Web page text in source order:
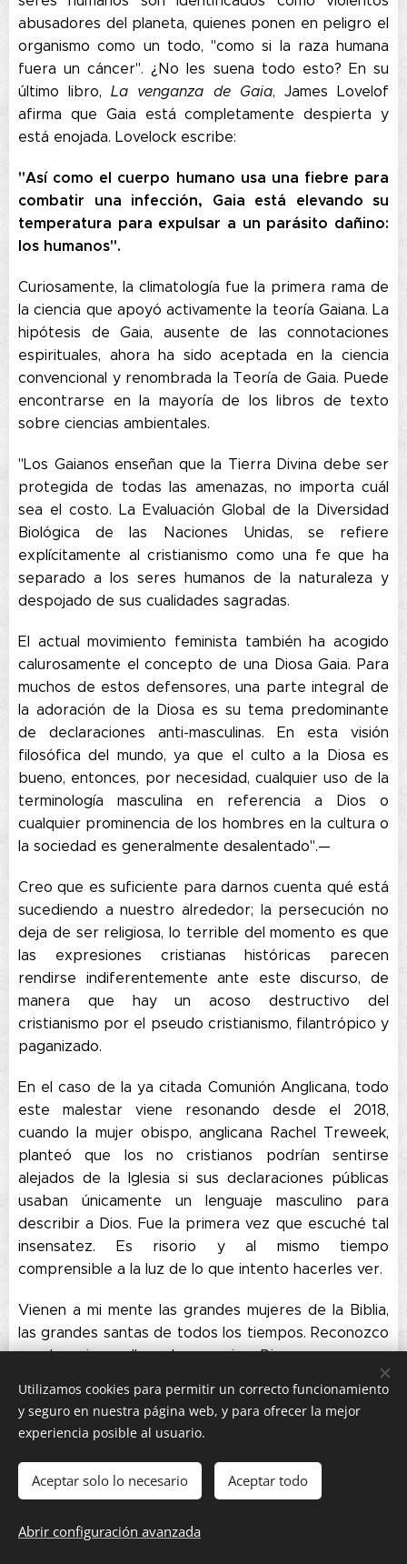
abusadores del planeta, quienes ponen en peligro el
organismo como un todo, "como si la raza humana
fuera un cáncer". ¿No les suena todo esto? En su
último libro,La venganza de Gaia, James Lovelof
afirma que Gaia está completamente despierta y
está enojada. Lovelock escribe:
"Así como el cuerpo humano usa una fiebre para
combatir una infección, Gaia está elevando su
temperatura para expulsar a un parásito dañino:
los humanos".
Curiosamente, la climatología fue la primera rama de
la ciencia que apoyó activamente la teoría Gaiana. La
hipótesis de Gaia, ausente de las connotaciones
espirituales, ahora ha sido aceptada en la ciencia
convencional y renombrada la Teoría de Gaia. Puede
encontrarse en la mayoría de los libros de texto
sobre ciencias ambientales.
"Los Gaianos enseñan que la Tierra Divina debe ser
protegida de todas las amenazas, no importa cuál
sea el costo. La Evaluación Global de la Diversidad
Biológica de las Naciones Unidas, se refiere
explícitamente al cristianismo como una fe que ha
separado a los seres humanos de la naturaleza y
despojado de sus cualidades sagradas.
El actual movimiento feminista también ha acogido
calurosamente el concepto de una Diosa Gaia. Para
muchos de estos defensores, una parte integral de
la adoración de la Diosa es su tema predominante
de declaraciones anti-masculinas. En esta visión
filosófica del mundo, ya que el culto a la Diosa es
bueno, entonces, por necesidad, cualquier uso de la
terminología masculina en referencia a Dios o
cualquier prominencia de los hombres en la cultura o
la sociedad es generalmente desalentado".—
Creo que es suficiente para darnos cuenta qué está
sucediendo a nuestro alrededor; la persecución no
deja de ser religiosa, lo terrible del momento es que
las expresiones cristianas históricas parecen
rendirse indiferentemente ante este discurso, de
manera que hay un acoso destructivo del
cristianismo por el pseudo cristianismo, filantrópico y
paganizado.
En el caso de la ya citada Comunión Anglicana, todo
este malestar viene resonando desde el 2018,
cuando la mujer obispo, anglicana Rachel Treweek,
planteó que los no cristianos podrían sentirse
alejados de la Iglesia si sus declaraciones públicas
usaban únicamente un lenguaje masculino para
describir a Dios. Fue la primera vez que escuché tal
insensatez. Es risorio y al mismo tiempo
comprensible a la luz de lo que intento hacerles ver.
Vienen a mi mente las grandes mujeres de la Biblia,
las grandes santas de todos los tiempos. Reconozco
que la mujer es llamada a servir a Dios y gozarse en
su presencia, pero no corresponde a una mujer
decidir en estos asuntos; lo que Ruichal Triwi
propone es tan descabellado, antibíblico y
su condición de mujer.
apostólica y universalmente aceptada, las mujeres
Utilizamos cookies para permitir un correcto funcionamiento
y seguro en nuestra página web, y para ofrecer la mejor
experiencia posible al usuario.
Aceptar solo lo necesario Aceptar todo
Abrir configuración avanzada